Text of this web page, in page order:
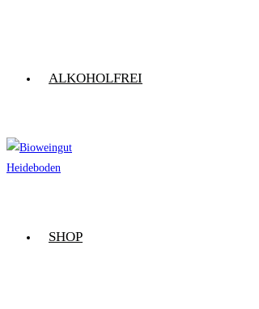
ALKOHOLFREI
SHOP